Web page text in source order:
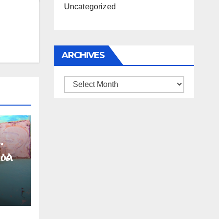
Uncategorized
ARCHIVES
Archives